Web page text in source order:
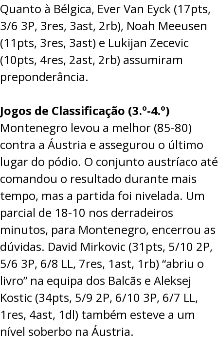
Quanto à Bélgica, Ever Van Eyck (17pts,
3/6 3P, 3res, 3ast, 2rb), Noah Meeusen
(11pts, 3res, 3ast) e Lukijan Zecevic
(10pts, 4res, 2ast, 2rb) assumiram
preponderância.
Jogos de Classificação (3.º-4.º)
Montenegro levou a melhor (85-80)
contra a Áustria e assegurou o último
lugar do pódio. O conjunto austríaco até
comandou o resultado durante mais
tempo, mas a partida foi nivelada. Um
parcial de 18-10 nos derradeiros
minutos, para Montenegro, encerrou as
dúvidas. David Mirkovic (31pts, 5/10 2P,
5/6 3P, 6/8 LL, 7res, 1ast, 1rb) “abriu o
livro” na equipa dos Balcãs e Aleksej
Kostic (34pts, 5/9 2P, 6/10 3P, 6/7 LL,
1res, 4ast, 1dl) também esteve a um
nível soberbo na Áustria.